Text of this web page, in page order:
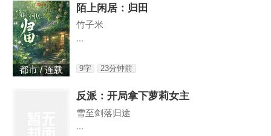
都市 / 连载
陌上闲居：归田
竹子米
...
9字 23分钟前
反派：开局拿下萝莉女主
雪至剑落归途
...